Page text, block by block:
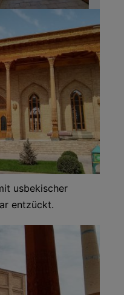
usbekischer
entzückt.